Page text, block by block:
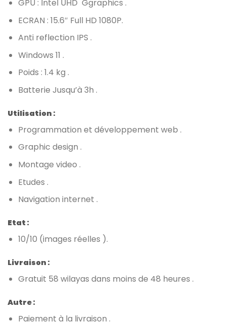
GPU : Intel UHD Ggraphics .
ECRAN : 15.6″ Full HD 1080P.
Anti reflection IPS .
Windows 11 .
Poids : 1.4 kg .
Batterie Jusqu’à 3h .
Utilisation :
Programmation et développement web .
Graphic design .
Montage video .
Etudes .
Navigation internet .
Etat :
10/10 (images réelles ).
Livraison :
Gratuit 58 wilayas dans moins de 48 heures .
Autre :
Paiement à la livraison .